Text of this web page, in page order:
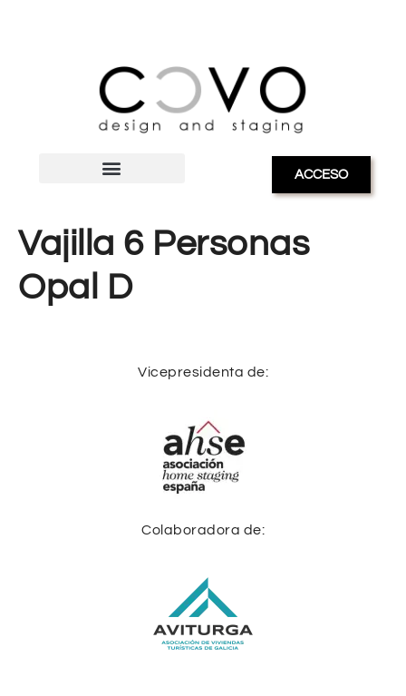
ACCESO
Vajilla 6 Personas
Opal D
Vicepresidenta de:
Colaboradora de: